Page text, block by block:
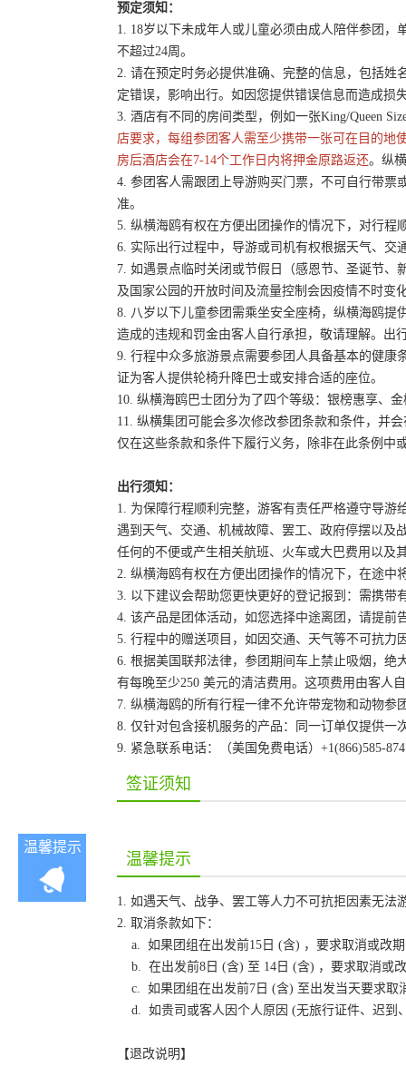
预定须知：
1. 18岁以下未成年人或儿童必须由成人陪伴参团
不超过24周。
2. 请在预定时务必提供准确、完整的信息，包括
定错误，影响出行。如因您提供错误信息而造成损
3. 酒店有不同的房间类型，例如一张King/Queen
店要求，每组参团客人需至少携带一张可在目的地
房后酒店会在7-14个工作日内将押金原路返还。纵
4. 参团客人需跟团上导游购买门票，不可自行带票
准。
5. 纵横海鸥有权在方便出团操作的情况下，对行
6. 实际出行过程中，导游或司机有权根据天气、
7. 如遇景点临时关闭或节假日（感恩节、圣诞节
及国家公园的开放时间及流量控制会因疫情不时变
8. 八岁以下儿童参团需乘坐安全座椅，纵横海鸥提
造成的违规和罚金由客人自行承担，敬请理解。出
9. 行程中众多旅游景点需要参团人具备基本的健
证为客人提供轮椅升降巴士或安排合适的座位。
10. 纵横海鸥巴士团分为了四个等级：银榜惠享、
11. 纵横集团可能会多次修改参团条款和条件，并
仅在这些条款和条件下履行义务，除非在此条例中
出行须知：
1. 为保障行程顺利完整，游客有责任严格遵守导
遇到天气、交通、机械故障、罢工、政府停摆以及
任何的不便或产生相关航班、火车或大巴费用以及
2. 纵横海鸥有权在方便出团操作的情况下，在途
3. 以下建议会帮助您更快更好的登记报到：需携
4. 该产品是团体活动，如您选择中途离团，请提
5. 行程中的赠送项目，如因交通、天气等不可抗
6. 根据美国联邦法律，参团期间车上禁止吸烟，
有每晚至少250 美元的清洁费用。这项费用由客人
7. 纵横海鸥的所有行程一律不允许带宠物和动物参
8. 仅针对包含接机服务的产品：同一订单仅提供
9. 紧急联系电话：（美国免费电话）+1(866)585-
签证须知
温馨提示
温馨提示
1. 如遇天气、战争、罢工等人力不可抗拒因素无
2. 取消条款如下：
a. 如果团组在出发前15日 (含) ，要求取消或改
b. 在出发前8日 (含) 至 14日 (含) ，要求取消或
c. 如果团组在出发前7日 (含) 至出发当天要求取
d. 如贵司或客人因个人原因 (无旅行证件、迟到
【退改说明】